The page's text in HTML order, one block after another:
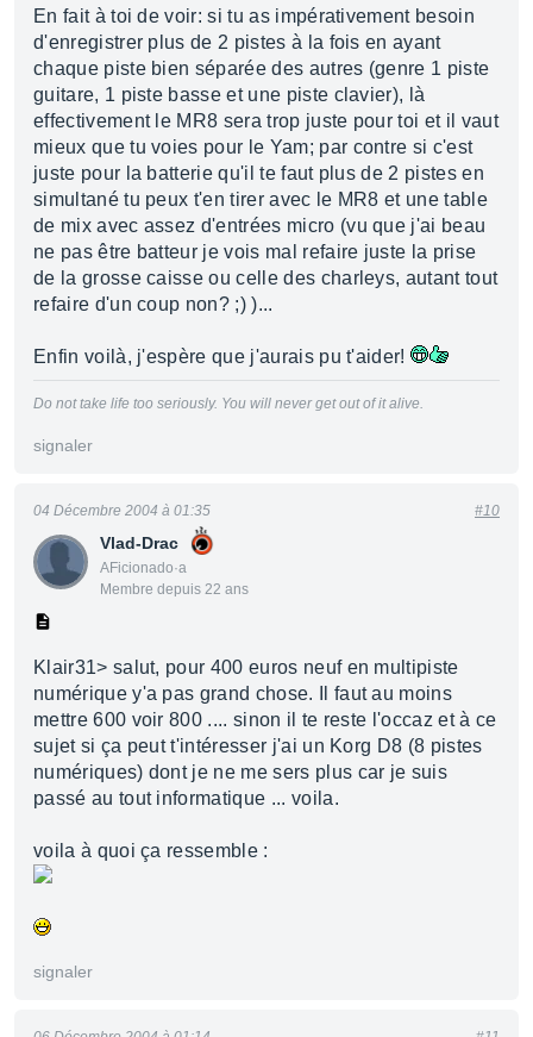
En fait à toi de voir: si tu as impérativement besoin
d'enregistrer plus de 2 pistes à la fois en ayant
chaque piste bien séparée des autres (genre 1 piste
guitare, 1 piste basse et une piste clavier), là
effectivement le MR8 sera trop juste pour toi et il vaut
mieux que tu voies pour le Yam; par contre si c'est
juste pour la batterie qu'il te faut plus de 2 pistes en
simultané tu peux t'en tirer avec le MR8 et une table
de mix avec assez d'entrées micro (vu que j'ai beau
ne pas être batteur je vois mal refaire juste la prise
de la grosse caisse ou celle des charleys, autant tout
refaire d'un coup non? ;) )...
Enfin voilà, j'espère que j'aurais pu t'aider!
Do not take life too seriously. You will never get out of it alive.
signaler
Vlad-Drac
AFicionado·a
Membre depuis 22 ans
04 Décembre 2004 à 01:35 #10
Klair31> salut, pour 400 euros neuf en multipiste
numérique y'a pas grand chose. Il faut au moins
mettre 600 voir 800 .... sinon il te reste l'occaz et à ce
sujet si ça peut t'intéresser j'ai un Korg D8 (8 pistes
numériques) dont je ne me sers plus car je suis
passé au tout informatique ... voila.
voila à quoi ça ressemble :
signaler